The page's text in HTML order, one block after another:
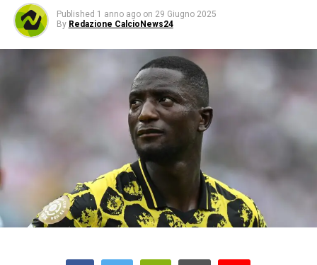
Published 1 anno ago on 29 Giugno 2025
By Redazione CalcioNews24